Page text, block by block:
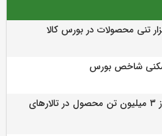
شاخص بورس
عرضه بیش از ۳ میلیون تن محصول در تالارهای